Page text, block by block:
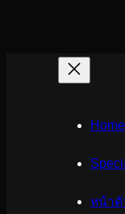
Home
หน้าตั